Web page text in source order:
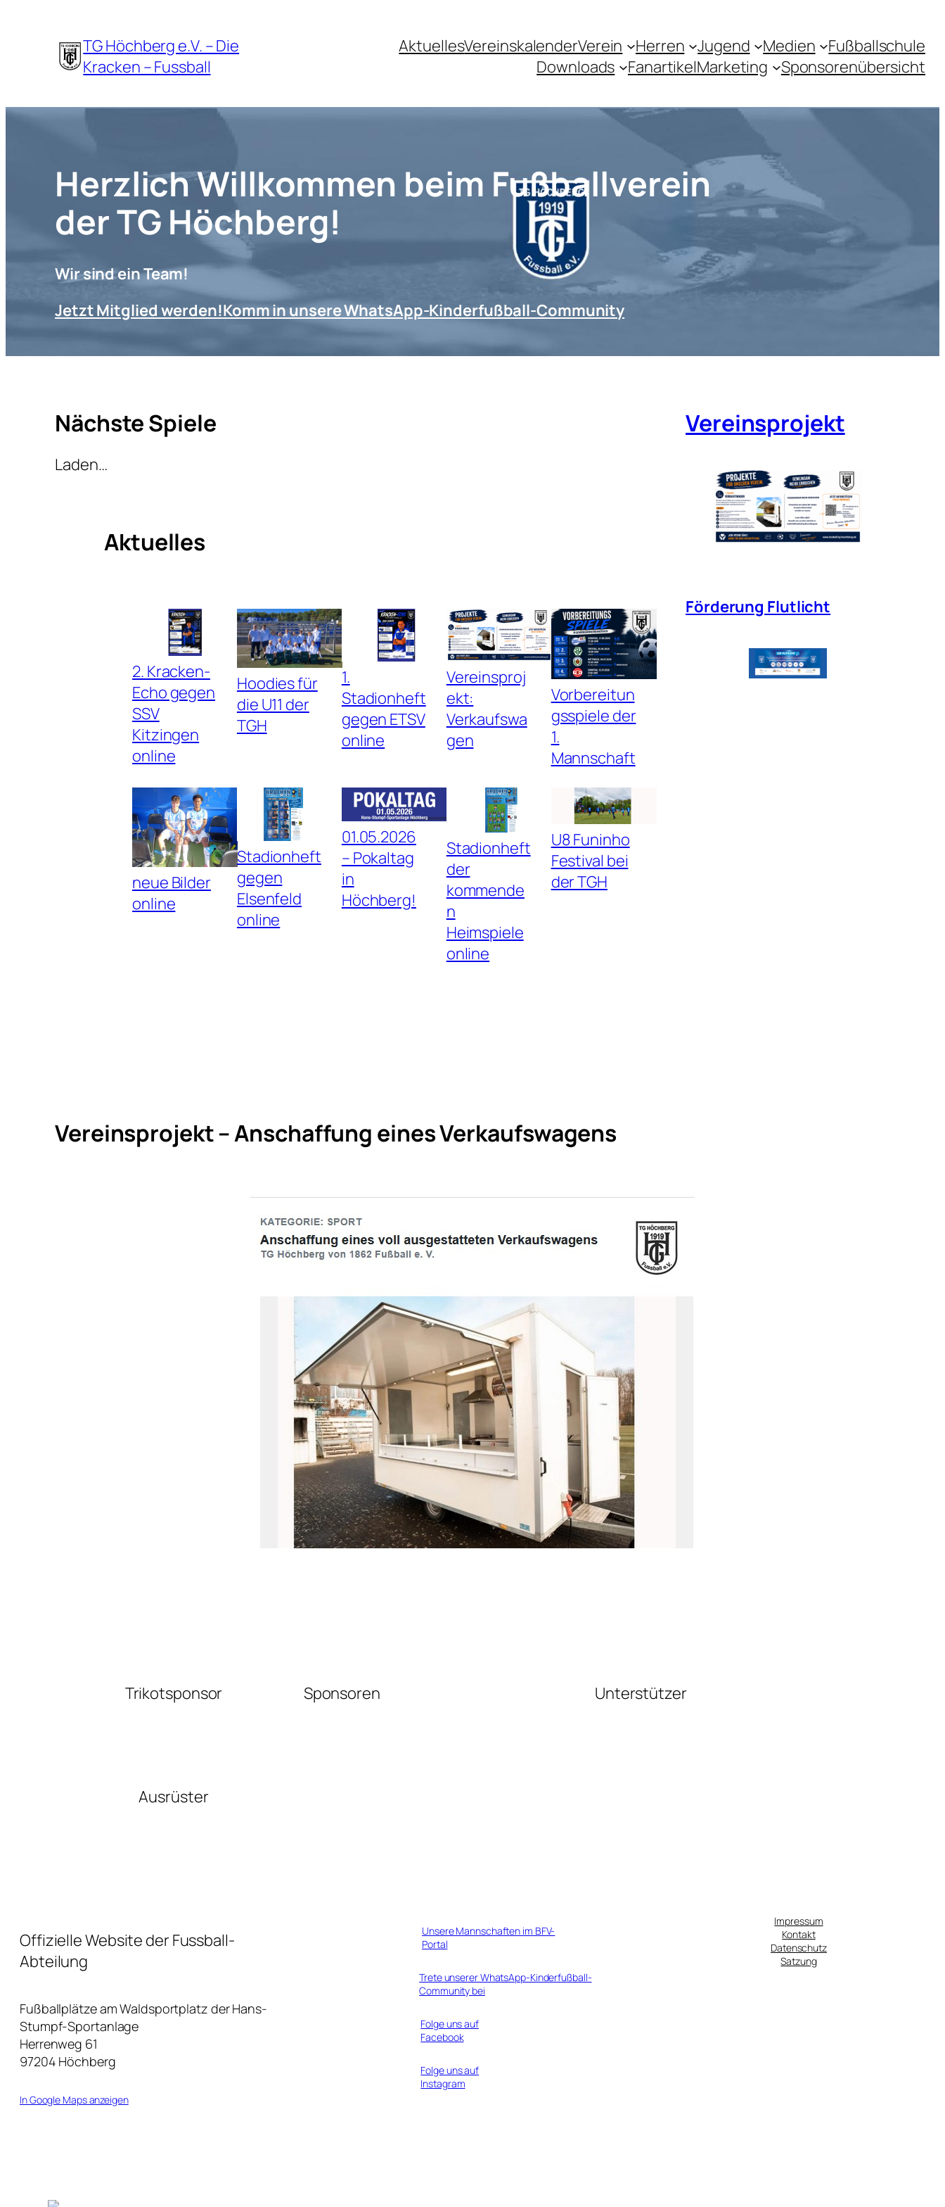
springen
TG Höchberg e.V. – Die
Kracken – Fussball
AktuellesVereinskalenderVerein Herren Jugend Medien
Fußballschule
Downloads
FanartikelMarketing Sponsorenübersicht
Herzlich Willkommen beim Fußballverein
der TG Höchberg!
Wir sind ein Team!
Jetzt Mitglied werden!Komm in unsere WhatsApp-Kinderfußball-Community
Nächste Spiele
Laden…
Aktuelles
2. Kracken-
Echo gegen
SSV
Kitzingen
online
Hoodies für
die U11 der
TGH
1.
Stadionheft
gegen ETSV
online
Vereinsproj
ekt:
Verkaufswa
gen
Vorbereitun
gsspiele der
1.
Mannschaft
neue Bilder
online
Stadionheft
gegen
Elsenfeld
online
01.05.2026
– Pokaltag
in
Höchberg!
Stadionheft
der
kommende
n
Heimspiele
online
U8 Funinho
Festival bei
der TGH
Vereinsprojekt
Förderung Flutlicht
Vereinsprojekt – Anschaffung eines Verkaufswagens
Trikotsponsor
Ausrüster
Sponsoren Unterstützer
Offizielle Website der Fussball-
Abteilung
Fußballplätze am Waldsportplatz der Hans-
Stumpf-Sportanlage
Herrenweg 61
97204 Höchberg
In Google Maps anzeigen
Unsere Mannschaften im BFV-
Portal
Trete unserer WhatsApp-Kinderfußball-
Community bei
Folge uns auf
Facebook
Folge uns auf
Instagram
Impressum
Kontakt
Datenschutz
Satzung